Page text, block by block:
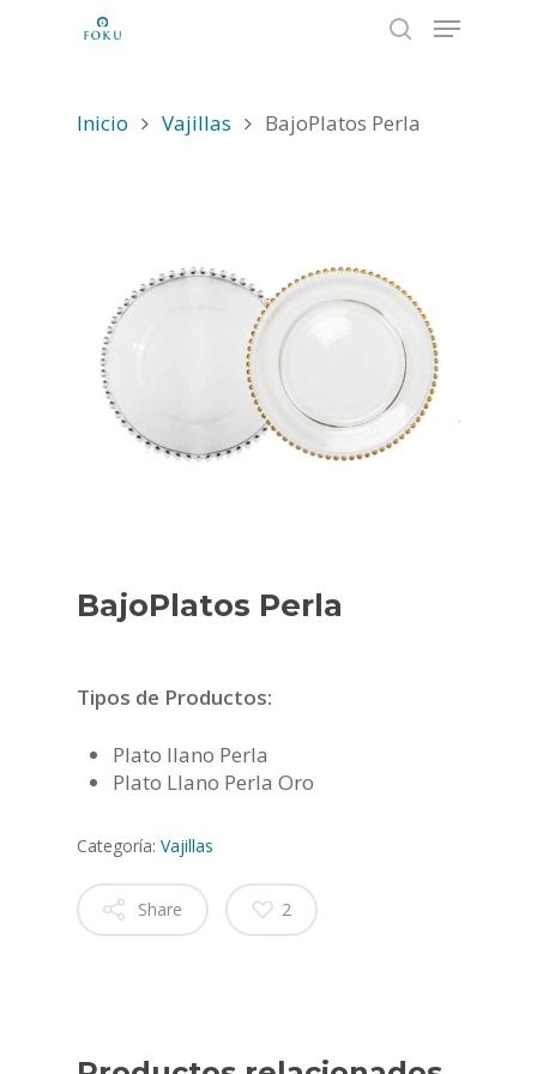
Inicio Vajillas BajoPlatos Perla
BajoPlatos Perla
Tipos de Productos:
Plato llano Perla
Plato Llano Perla Oro
Categoría: Vajillas
Share 2